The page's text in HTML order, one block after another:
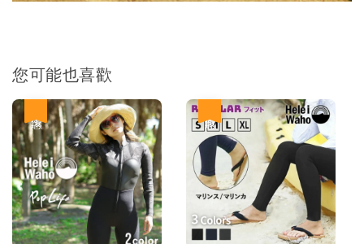
您可能也喜歡